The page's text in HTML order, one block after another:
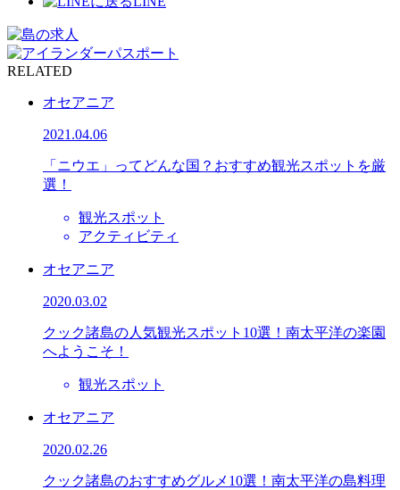
RELATED
オセアニア
2021.04.06
「ニウエ」ってどんな国？おすすめ観光スポットを厳
選！
観光スポット
アクティビティ
オセアニア
2020.03.02
クック諸島の人気観光スポット10選！南太平洋の楽園
へようこそ！
観光スポット
オセアニア
2020.02.26
クック諸島のおすすめグルメ10選！南太平洋の島料理